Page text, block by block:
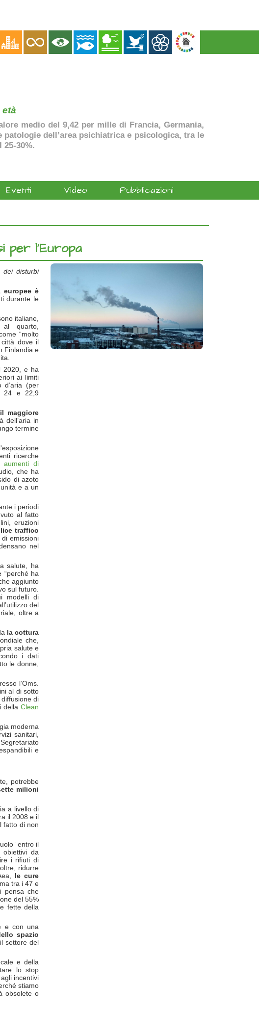
medio del 9,42 per mille di Francia, Germania,
dell’area psichiatrica e psicologica, tra le
30%.
Eventi Video Pubblicazioni
per l’Europa
dei disturbi
europee è
durante le
italiane,
al quarto,
“molto
dove il
Finlandia e
2020, e ha
ai limiti
d’aria (per
24 e 22,9
maggiore
dell’aria in
termine
ricerche
aumenti di
che ha
di azoto
e a un
i periodi
al fatto
eruzioni
traffico
emissioni
nel
salute, ha
“perché ha
aggiunto
sul futuro.
modelli di
del
oltre a
la cottura
che,
salute e
i dati
le donne,
l’Oms.
al di sotto
di
dellaClean
moderna
sanitari,
e
potrebbe
milioni
a livello di
il 2008 e il
fatto di non
entro il
da
i rifiuti di
ridurre
le cure
tra i 47 e
pensa che
del 55%
fette della
e con una
spazio
settore del
e della
lo stop
incentivi
stiamo
obsolete o